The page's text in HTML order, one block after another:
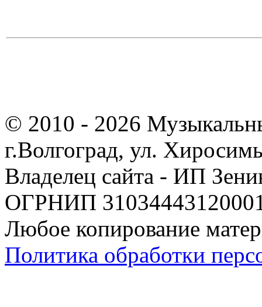
© 2010 - 2026
г.Волгоград, ул.
Владелец сайта - ИП
ОГРНИП
Любое копирование
Политика обработки